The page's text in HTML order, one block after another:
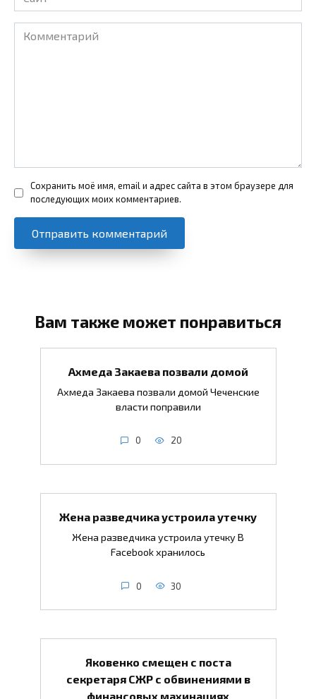
Комментарий
Сохранить моё имя, email и адрес сайта в этом браузере для
последующих моих комментариев.
Вам также может понравиться
Ахмеда Закаева позвали домой
Ахмеда Закаева позвали домой Чеченские
власти поправили
0 20
Жена разведчика устроила утечку
Жена разведчика устроила утечку В
Facebook хранилось
0 30
Яковенко смещен с поста
секретаря СЖР с обвинениями в
финансовых махинациях